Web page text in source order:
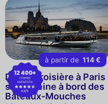
à partir de 114 €
Dîner-Croisière à Paris
sur la Seine à bord des
Bateaux-Mouches